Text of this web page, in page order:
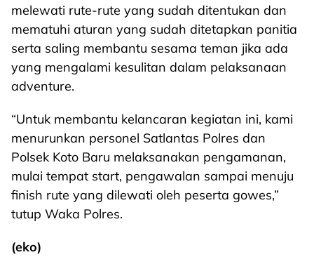
melewati rute-rute yang sudah ditentukan dan
mematuhi aturan yang sudah ditetapkan panitia
serta saling membantu sesama teman jika ada
yang mengalami kesulitan dalam pelaksanaan
adventure.
“Untuk membantu kelancaran kegiatan ini, kami
menurunkan personel Satlantas Polres dan
Polsek Koto Baru melaksanakan pengamanan,
mulai tempat start, pengawalan sampai menuju
finish rute yang dilewati oleh peserta gowes,”
tutup Waka Polres.
(eko)